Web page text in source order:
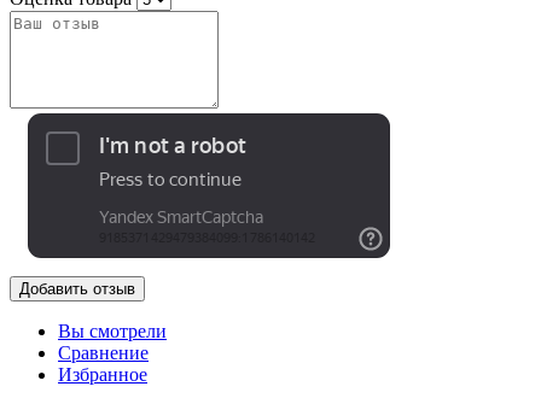
Добавить отзыв
Вы смотрели
Сравнение
Избранное